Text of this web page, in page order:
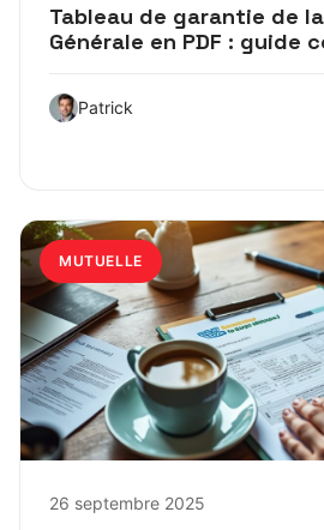
Tableau de garantie de
Générale en PDF : guide
Patrick
MUTUELLE
26 septembre 2025